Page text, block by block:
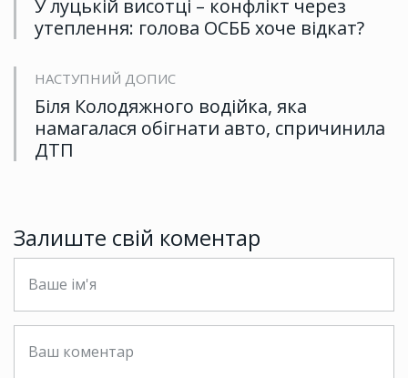
У луцькій висотці – конфлікт через
утеплення: голова ОСББ хоче відкат?
НАСТУПНИЙ ДОПИС
Біля Колодяжного водійка, яка
намагалася обігнати авто, спричинила
ДТП
Залиште свій коментар